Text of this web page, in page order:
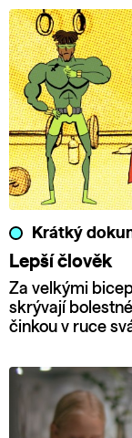
Krátký
Lepší člověk
Za velkými
skrývají
činkou v ruce